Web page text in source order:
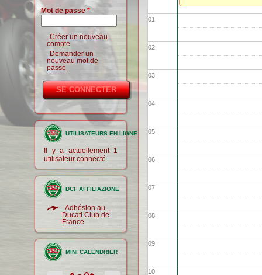
Mot de passe *
Créer un nouveau
compte
Demander un
nouveau mot de
passe
UTILISATEURS EN LIGNE
Il y a actuellement 1
utilisateur connecté.
DCF AFFILIAZIONE
Adhésion au
Ducati Club de
France
MINI CALENDRIER
01
02
03
04
05
06
07
08
09
10